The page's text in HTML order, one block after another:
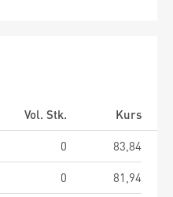
Vol. Stk.
Kurs
0
83,84
0
81,94